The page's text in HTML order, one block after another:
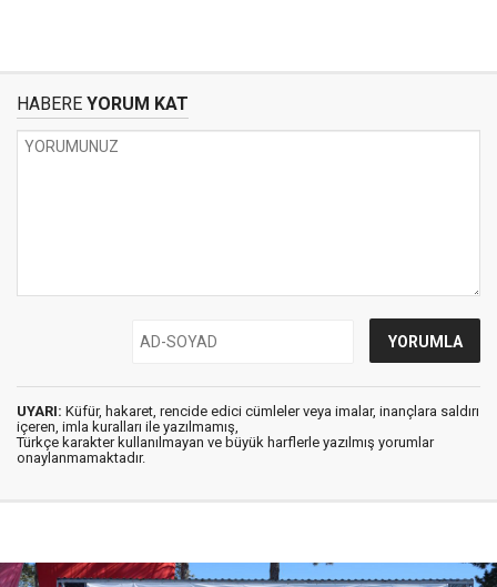
HABERE YORUM KAT
UYARI: Küfür, hakaret, rencide edici cümleler veya imalar, inançlara saldırı
içeren, imla kuralları ile yazılmamış,
Türkçe karakter kullanılmayan ve büyük harflerle yazılmış yorumlar
onaylanmamaktadır.